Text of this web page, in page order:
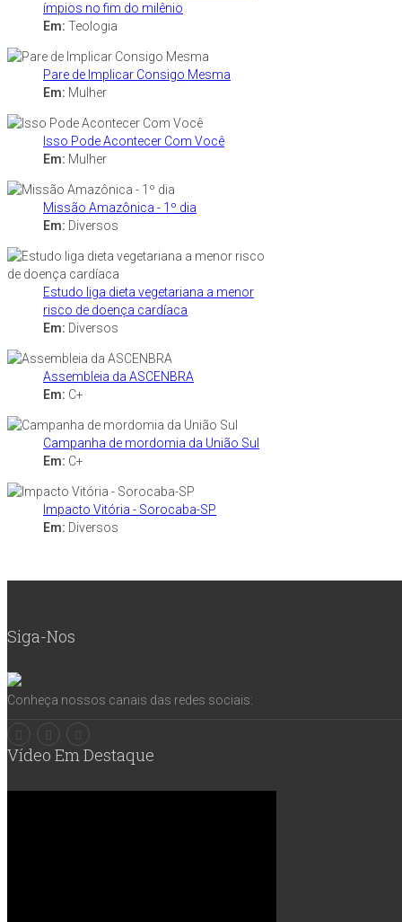
ímpios no fim do milênio
Em: Teologia
Pare de Implicar Consigo Mesma
Em: Mulher
Isso Pode Acontecer Com Você
Em: Mulher
Missão Amazônica - 1º dia
Em: Diversos
Estudo liga dieta vegetariana a menor
risco de doença cardíaca
Em: Diversos
Assembleia da ASCENBRA
Em: C+
Campanha de mordomia da União Sul
Em: C+
Impacto Vitória - Sorocaba-SP
Em: Diversos
Siga-Nos
Conheça nossos canais das redes sociais:
Vídeo Em Destaque